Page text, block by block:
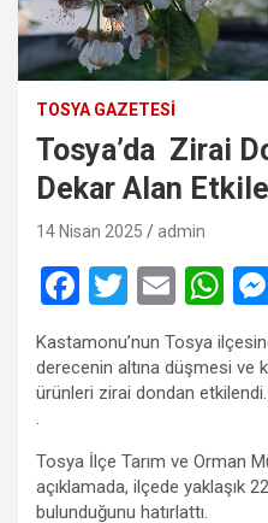
TOSYA GAZETESI
Tosya’da Zirai
Dekar Alan
14 Nisan 2025 admin
F
ce
b
o
o
T
wi
tt
er
E
ail
W
at
s
p
Kastamonu’nun Tosya
derecenin altına düşmesi ve
ürünleri zirai dondan etkilendi.
.
Tosya İlçe Tarım ve Orman
açıklamada, ilçede yaklaşık
bulunduğunu hatırlattı.